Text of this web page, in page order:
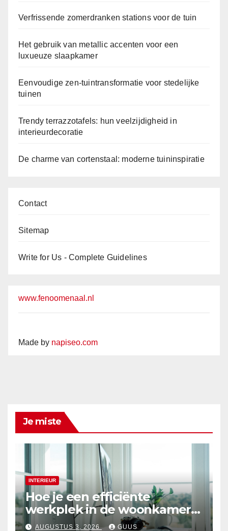
Verfrissende zomerdranken stations voor de tuin
Het gebruik van metallic accenten voor een
luxueuze slaapkamer
Eenvoudige zen-tuintransformatie voor stedelijke
tuinen
Trendy terrazzotafels: hun veelzijdigheid in
interieurdecoratie
De charme van cortenstaal: moderne tuininspiratie
Contact
Sitemap
Write for Us - Complete Guidelines
www.fenoomenaal.nl
Made by napiseo.com
Je miste
INTERIEUR
Hoe je een efficiënte
werkplek in de woonkamer
creëert
AUGUSTUS 3, 2026 GUUS